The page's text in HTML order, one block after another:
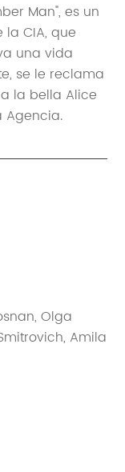
Man", es un
CIA, que
una vida
se le reclama
la bella Alice
Agencia.
,Olga
, Amila